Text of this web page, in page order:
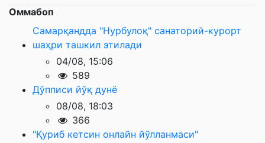
Оммабоп
Самарқандда "Нурбулоқ" санаторий-курорт
шаҳри ташкил этилади
04/08, 15:06
589
Дўпписи йўқ дунё
08/08, 18:03
366
"Қуриб кетсин онлайн йўлланмаси"